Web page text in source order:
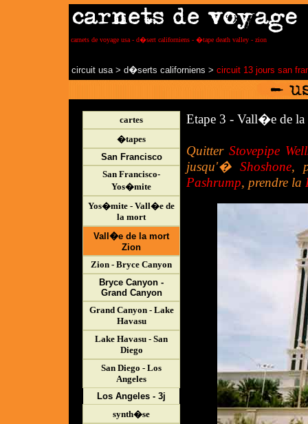
carnets de voyage usa - d�sert californiens - �tape death valley - zion
circuit usa> d�serts californiens > circuit 13 jours san
cartes
�tapes
San Francisco
San Francisco-
Yos�mite
Yos�mite - Vall�e de
la mort
Vall�e de la mort
Zion
Zion - Bryce Canyon
Bryce Canyon -
Grand Canyon
Grand Canyon - Lake
Havasu
Lake Havasu - San
Diego
San Diego - Los
Angeles
Los Angeles - 3j
synth�se
Etape 3 - Vall�e de
QuitterStovepipe
jusqu'� Shoshone,
Pashrump, prendre la